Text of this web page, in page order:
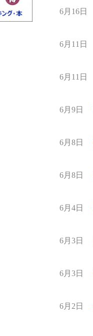
6月16日
6月11日
6月11日
6月9日
6月8日
6月8日
6月4日
6月3日
6月3日
6月2日